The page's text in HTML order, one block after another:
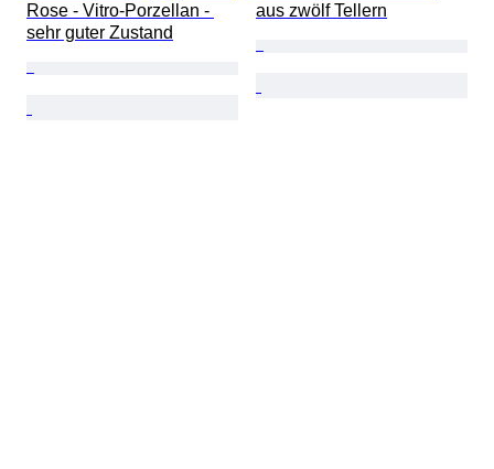
Rose - Vitro-Porzellan -
sehr guter Zustand
aus zwölf Tellern